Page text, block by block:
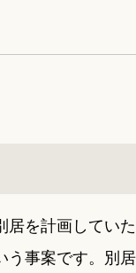
を計画してい
事案です。別